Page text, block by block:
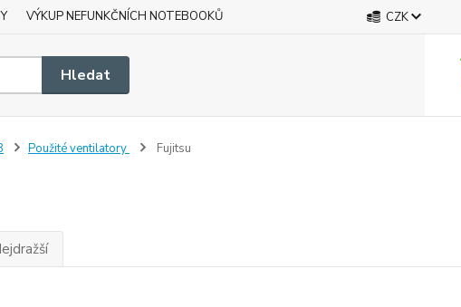
VÝKUP NEFUNKČNÍCH NOTEBOOKŮ CZK
Hledat
Použité ventilatory Fujitsu